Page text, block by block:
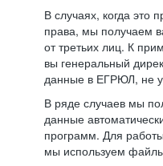
В случаях, когда это
права, мы получаем
от третьих лиц. К
вы генеральный
данные в ЕГРЮЛ, не
В ряде случаев мы
данные
программ. Для
мы используем